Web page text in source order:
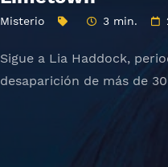
Misterio 3 min.
Sigue a Lia Haddock,
desaparición de más de